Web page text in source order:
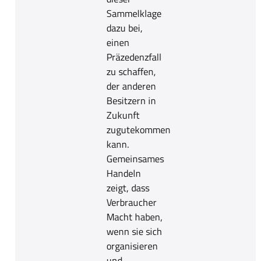
Sammelklage
dazu bei,
einen
Präzedenzfall
zu schaffen,
der anderen
Besitzern in
Zukunft
zugutekommen
kann.
Gemeinsames
Handeln
zeigt, dass
Verbraucher
Macht haben,
wenn sie sich
organisieren